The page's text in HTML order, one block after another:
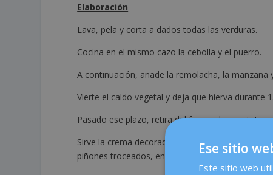
Elaboración
Lava, pela y corta a dados todas las verduras.
Cocina en el mismo cazo la cebolla y el puerro.
A continuación, añade la remolacha, la
Vierte el caldo vegetal y deja que hierva durante
Pasado ese plazo, retira del fuego el cazo,
Sirve la crema decorada con un chorrito de
piñones troceados, en crudo o ligeramente
Ese sitio
Este sitio web